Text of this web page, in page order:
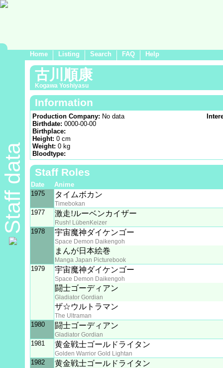
Home Listing Search FAQ Help
Staff data
古川順康
Kogawa Yoshiyasu
Information
Production Company: No data
Birthdate: 0000-00-00
Birthplace:
Height: 0 cm
Weight: 0 kg
Bloodtype:
Staff Roles
Date
Anime
1975
タイムボカン
Timebokan
1977 激走!ルーベンカイザー
Rush! LübenKeizer
1978 宇宙魔神ダイケンゴー
Space Demon Daikengoh
まんが日本絵巻
Manga Japan Picturebook
1979 宇宙魔神ダイケンゴー
Space Demon Daikengoh
闘士ゴーディアン
Gladiator Gordian
ザ☆ウルトラマン
The Ultraman
1980 闘士ゴーディアン
Gladiator Gordian
1981 黄金戦士ゴールドライタン
Golden Warrior Gold Lightan
1982 黄金戦士ゴールドライタン